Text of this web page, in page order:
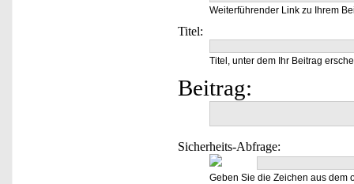
Weiterführender Link zu Ihrem
Titel:
Titel, unter dem Ihr Beitrag
Beitrag:
Sicherheits-Abfrage:
Geben Sie die Zeichen aus dem